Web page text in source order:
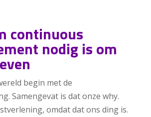
continuous
nodig is om
begin met de
Samengevat is dat onze why.
omdat dat ons ding is.